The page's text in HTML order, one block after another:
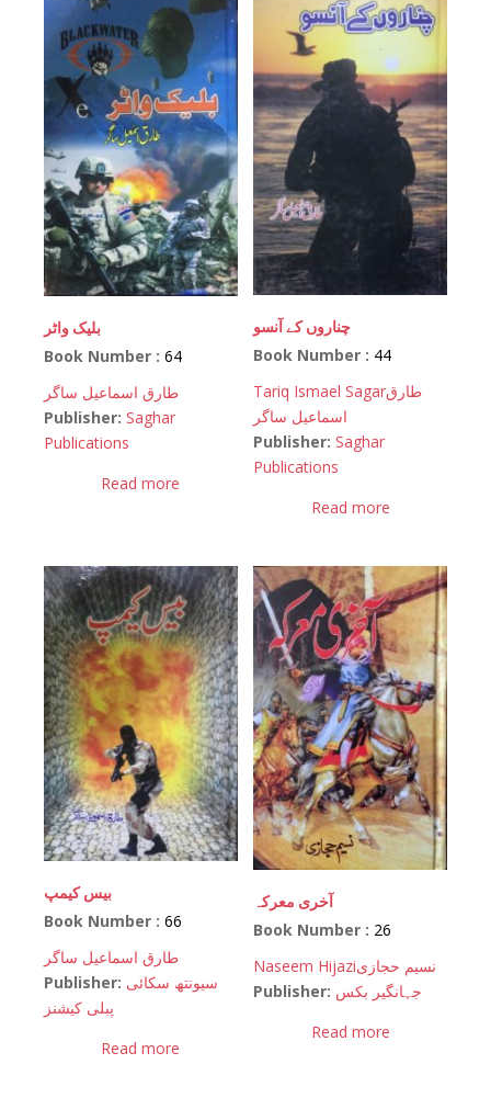
بلیک واٹر
Book Number : 64
طارق اسماعیل ساگر
Publisher: Saghar
Publications
Read more
چناروں کے آنسو
Book Number : 44
Tariq Ismael Sagarطارق
اسماعیل ساگر
Publisher: Saghar
Publications
Read more
بیس کیمپ
Book Number : 66
طارق اسماعیل ساگر
Publisher: سیونتھ سکائی
پبلی کیشنز
Read more
آخری معرکہ
Book Number : 26
Naseem Hijaziنسیم حجازی
Publisher: جہانگیر بکس
Read more